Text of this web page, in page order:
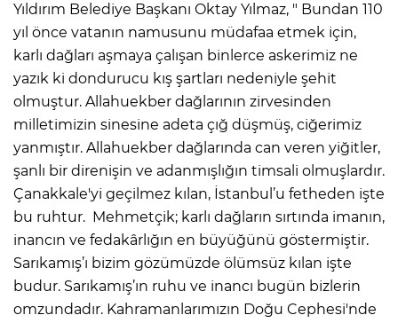
Yıldırım Belediye Başkanı Oktay Yılmaz, " Bundan 110
yıl önce vatanın namusunu müdafaa etmek için,
karlı dağları aşmaya çalışan binlerce askerimiz ne
yazık ki dondurucu kış şartları nedeniyle şehit
olmuştur. Allahuekber dağlarının zirvesinden
milletimizin sinesine adeta çığ düşmüş, ciğerimiz
yanmıştır. Allahuekber dağlarında can veren yiğitler,
şanlı bir direnişin ve adanmışlığın timsali olmuşlardır.
Çanakkale'yi geçilmez kılan, İstanbul’u fetheden işte
bu ruhtur. Mehmetçik; karlı dağların sırtında imanın,
inancın ve fedakârlığın en büyüğünü göstermiştir.
Sarıkamış’ı bizim gözümüzde ölümsüz kılan işte
budur. Sarıkamış’ın ruhu ve inancı bugün bizlerin
omzundadır. Kahramanlarımızın Doğu Cephesi'nde